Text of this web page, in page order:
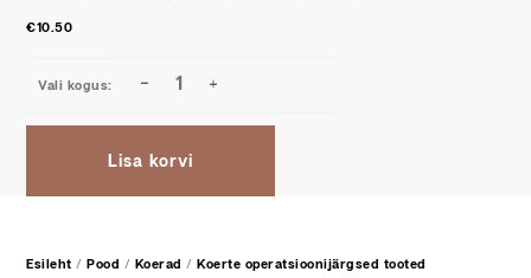
€10.50
Lisa korvi
Esileht / Pood / Koerad / Koerte operatsioonijärgsed tooted